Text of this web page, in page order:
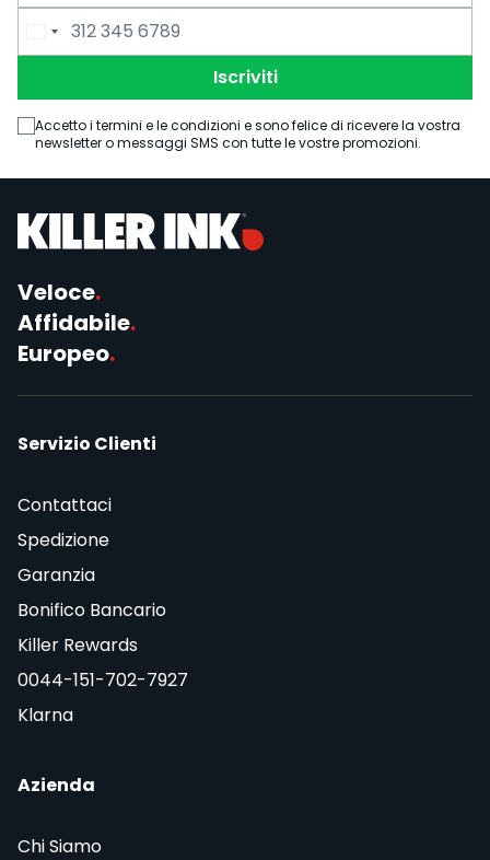
Indirizzo Email
Numero di Telefono
Iscriviti
Accetto i termini e le condizioni e sono felice di ricevere la vostra
newsletter o messaggi SMS con tutte le vostre promozioni.
Veloce.
Affidabile.
Europeo.
Servizio Clienti
Contattaci
Spedizione
Garanzia
Bonifico Bancario
Killer Rewards
0044-151-702-7927
Klarna
Azienda
Chi Siamo